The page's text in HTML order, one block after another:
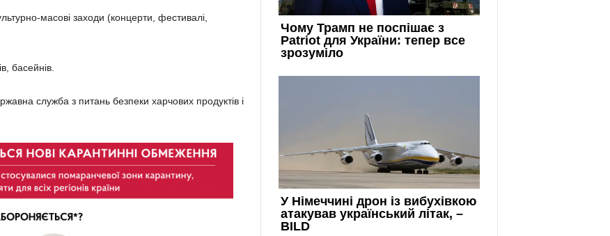
масові заходи (концерти, фестивалі,
басейнів.
служба з питань безпеки харчових продуктів і